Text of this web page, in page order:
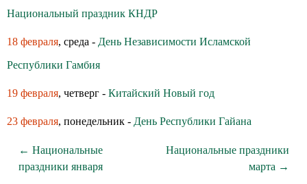
Национальный праздник КНДР
18 февраля, среда - День Независимости Исламской
Республики Гамбия
19 февраля, четверг - Китайский Новый год
23 февраля, понедельник - День Республики Гайана
← Национальные
праздники января
Национальные праздники
марта →